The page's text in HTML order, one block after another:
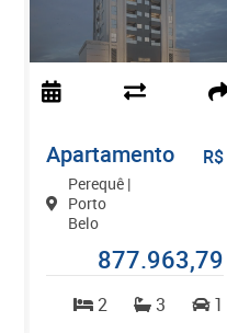
Apartamento
Perequê |
Porto
Belo
R$
877.963,79
2 3 1